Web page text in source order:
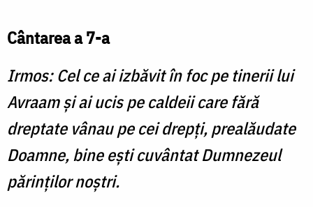
Cântarea a 7-a
Irmos:Cel ce ai izbăvit în foc pe tinerii lui
Avraam şi ai ucis pe caldeii care fără
dreptate vânau pe cei drepţi, prealăudate
Doamne, bine eşti cuvântat Dumnezeul
părinţilor noştri.